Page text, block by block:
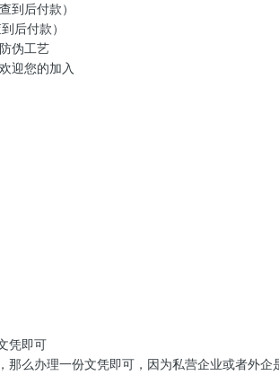
到后付款）
后付款）
伪工艺
迎您的加入
凭即可
么办理一份文凭即可，因为私营企业或者外企